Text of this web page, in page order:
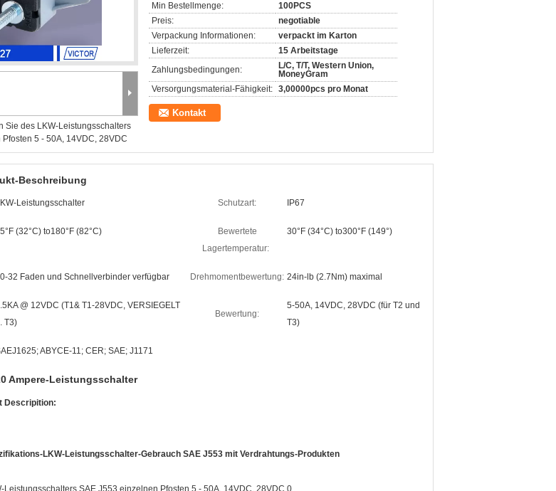
Sie des LKW-Leistungsschalters
5 - 50A, 14VDC, 28VDC
Min Bestellmenge:
100PCS
Preis:
negotiable
Verpackung Informationen:
verpackt im Karton
Lieferzeit:
15 Arbeitstage
Zahlungsbedingungen:
L/C, T/T, Western Union,
MoneyGram
Versorgungsmaterial-Fähigkeit: 3,00000pcs pro Monat
Kontakt
Beschreibung
Leistungsschalter Schutzart: IP67
(32°C) to180°F (82°C)
Bewertete
Lagertemperatur:
30°F (34°C) to300°F (149°)
32 Faden und Schnellverbinder verfügbar Drehmomentbewertung: 24in-lb (2.7Nm) maximal
@ 12VDC (T1& T1-28VDC, VERSIEGELT
T3)
Bewertung:
5-50A, 14VDC, 28VDC (für T2 und
T3)
ABYCE-11; CER; SAE; J1171
Ampere-Leistungsschalter
Descripition:
LKW-Leistungsschalter-Gebrauch SAE J553 mit Verdrahtungs-Produkten